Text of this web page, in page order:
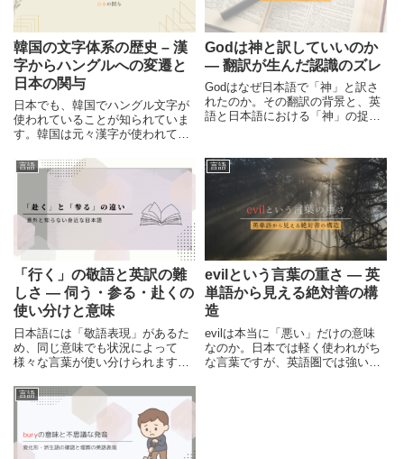
韓国の文字体系の歴史 – 漢
字からハングルへの変遷と
日本の関与
日本でも、韓国でハングル文字が
使われていることが知られていま
す。韓国は元々漢字が使われてい
ングル文字へと移行しており、そ
の変遷には「日本」も大きく関わ
の歴史と共に日本との関係もまと
めて紹介します。
Godは神と訳していいのか
― 翻訳が生んだ認識のズレ
Godはなぜ日本語で「神」と訳さ
れたのか。その翻訳の背景と、英
語と日本語における「神」の捉え
言語
「行く」の敬語と英訳の難
しさ — 伺う・参る・赴くの
使い分けと意味
日本語には「敬語表現」があるた
め、同じ意味でも状況によって
様々な言葉が使い分けられます。
「赴く」という言葉について確認
した上で、英語に訳すことが難し
い「伺う」と「参る」という日本
語についてまとめています。
言語
evilという言葉の重さ ― 英
単語から見える絶対善の構
造
evilは本当に「悪い」だけの意味
なのか。日本では軽く使われがち
な言葉ですが、英語圏では強い断
言語